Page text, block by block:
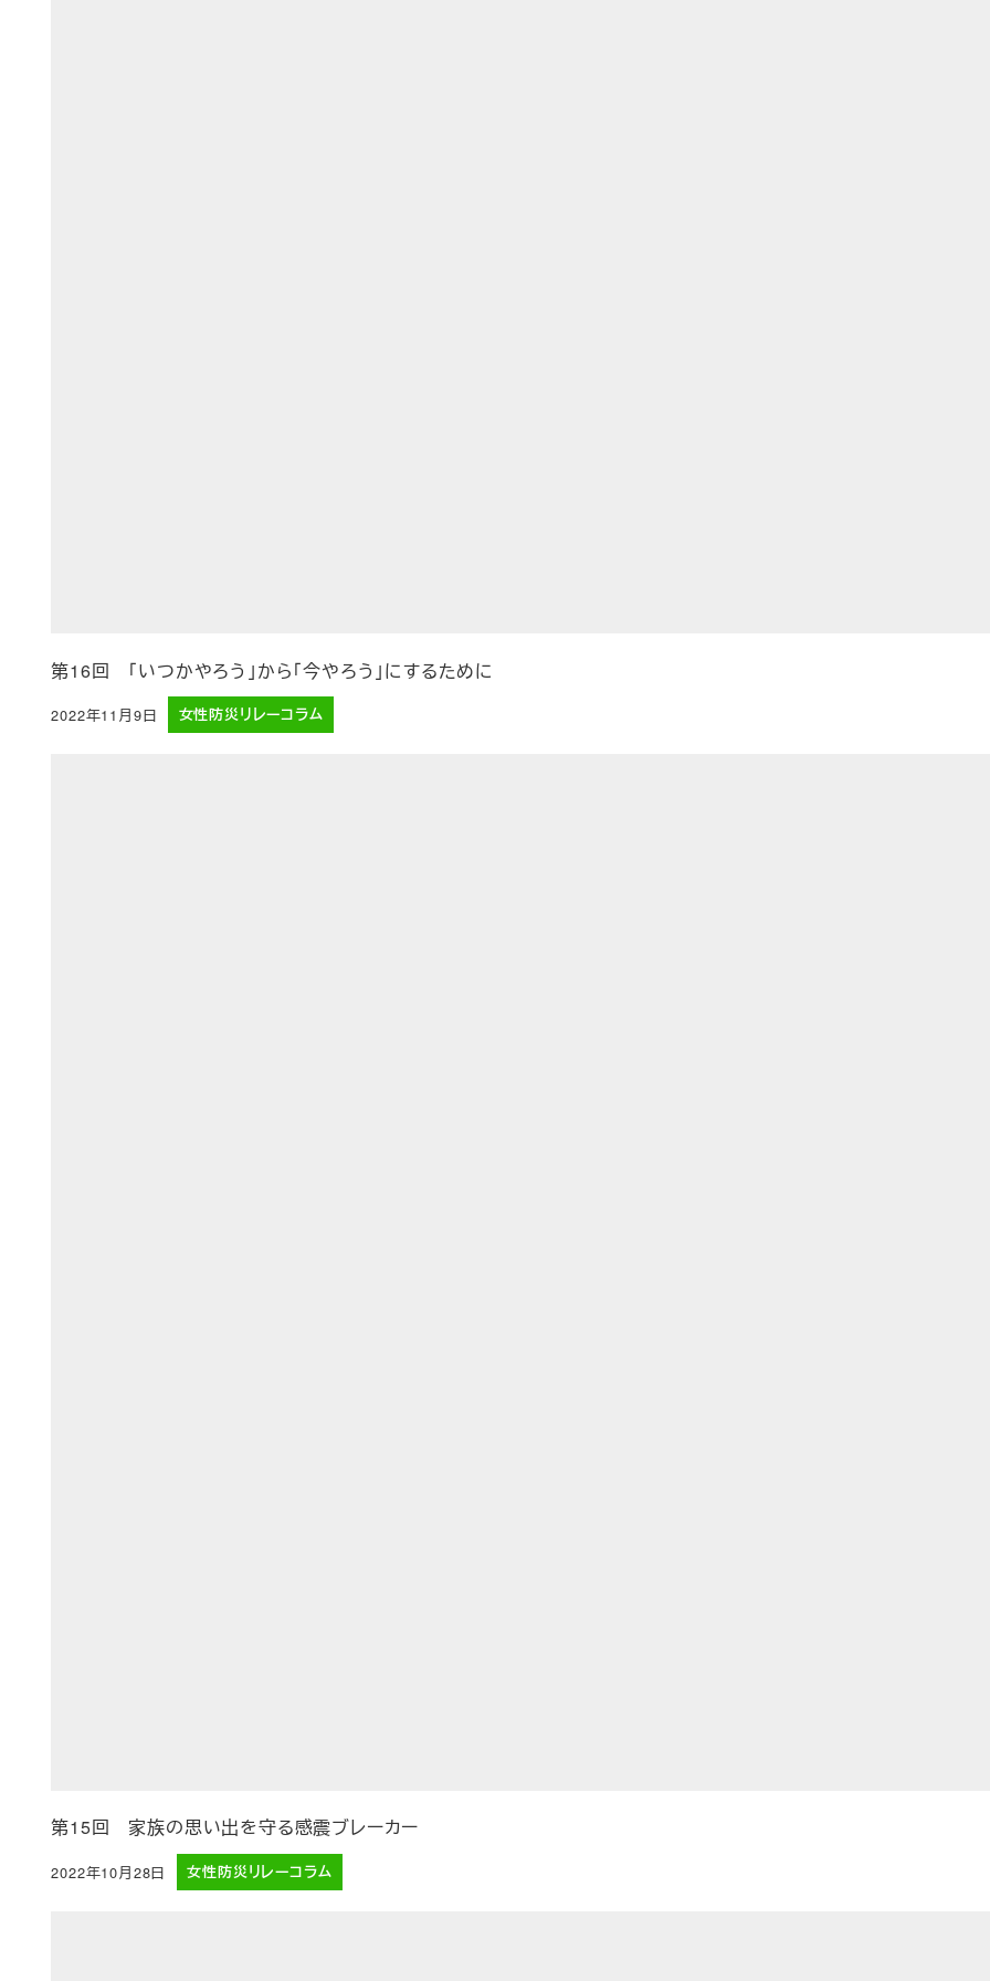
第16回 「いつかやろう」から「今やろう」にするために
投稿日
2022年11月9日 女性防災リレーコラム
第15回 家族の思い出を守る感震ブレーカー
投稿日
2022年10月28日 女性防災リレーコラム